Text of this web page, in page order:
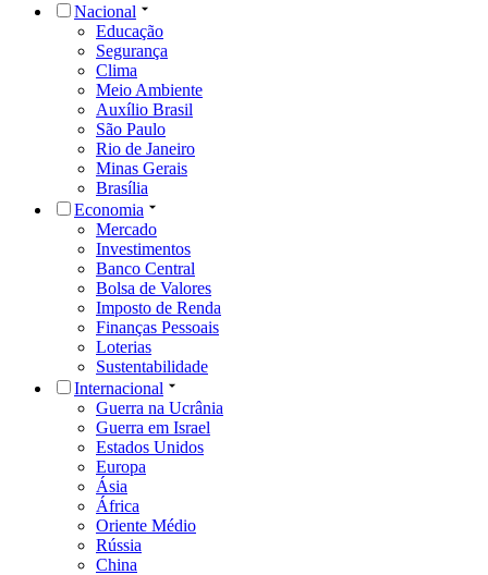
Nacional
Educação
Segurança
Clima
Meio Ambiente
Auxílio Brasil
São Paulo
Rio de Janeiro
Minas Gerais
Brasília
Economia
Mercado
Investimentos
Banco Central
Bolsa de Valores
Imposto de Renda
Finanças Pessoais
Loterias
Sustentabilidade
Internacional
Guerra na Ucrânia
Guerra em Israel
Estados Unidos
Europa
Ásia
África
Oriente Médio
Rússia
China